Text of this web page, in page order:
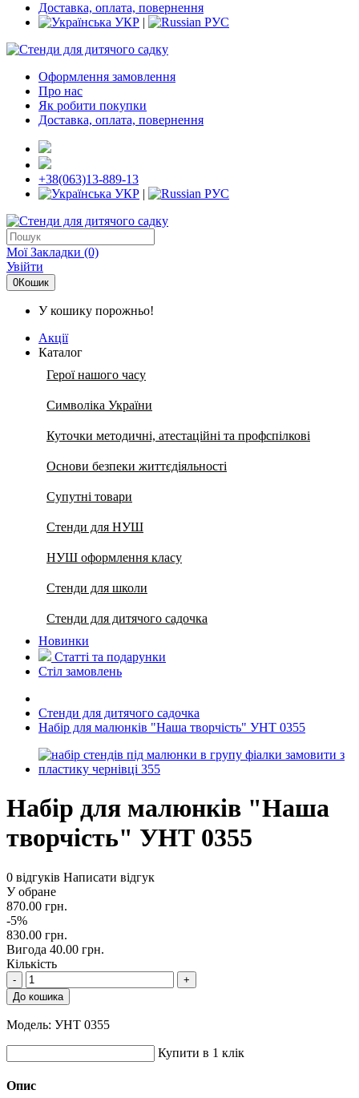
Доставка, оплата, повернення
УКР | РУС
Оформлення замовлення
Про нас
Як робити покупки
Доставка, оплата, повернення
+38(063)13-889-13
УКР | РУС
Мої Закладки (0)
Увійти
0Кошик
У кошику порожньо!
Акції
Каталог
Герої нашого часу
Символіка України
Куточки методичні, атестаційні та профспілкові
Основи безпеки життєдіяльності
Супутні товари
Стенди для НУШ
НУШ оформлення класу
Стенди для школи
Стенди для дитячого садочка
Новинки
Статті та подарунки
Стіл замовлень
Стенди для дитячого садочка
Набір для малюнків "Наша творчість" УНТ 0355
Набір для малюнків "Наша
творчість" УНТ 0355
0 відгуків Написати відгук
У обране
870.00 грн.
-5%
830.00 грн.
Вигода 40.00 грн.
Кількість
-
+
До кошика
Модель: УНТ 0355
Купити в 1 клік
Опис